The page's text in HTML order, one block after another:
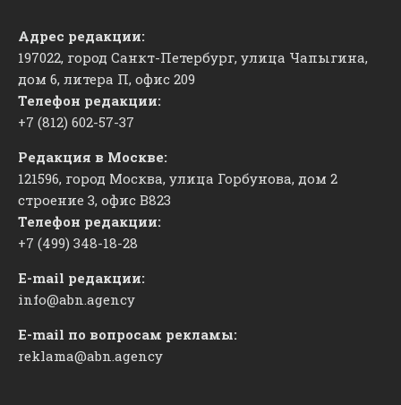
Адрес редакции:
197022, город Санкт-Петербург, улица Чапыгина,
дом 6, литера П, офис 209
Телефон редакции:
+7 (812) 602-57-37
Редакция в Москве:
121596, город Москва, улица Горбунова, дом 2
строение 3, офис ​В823
Телефон редакции:
+7 (499) 348-18-28
E-mail редакции:
info@abn.agency
E-mail по вопросам рекламы:
reklama@abn.agency